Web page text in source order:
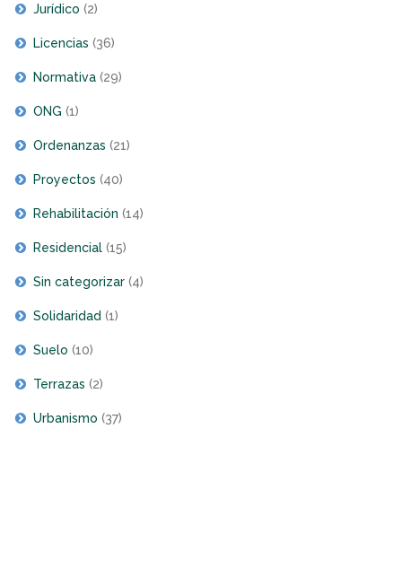
Jurídico (2)
Licencias (36)
Normativa (29)
ONG (1)
Ordenanzas (21)
Proyectos (40)
Rehabilitación (14)
Residencial (15)
Sin categorizar (4)
Solidaridad (1)
Suelo (10)
Terrazas (2)
Urbanismo (37)